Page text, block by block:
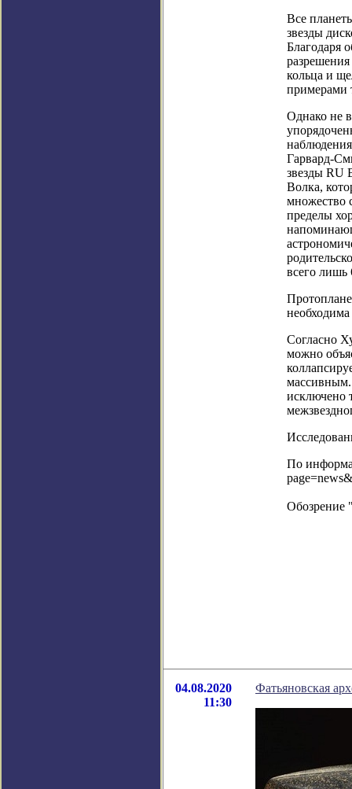
Все
звезды
Благодаря
кольца и
примерами
Однако не
Гарвард-
звезды RU
Волка,
множество
пределы
всего лишь
Согласно
можно
массивным.
исключено
По
Обозрение
04.08.2020
11:30
Фатьяновская